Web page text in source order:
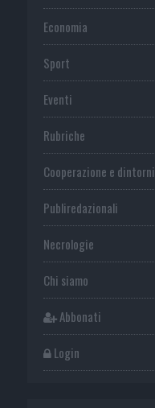
Economia
Sport
Eventi
Rubriche
Cooperazione e dintorni
Publiredazionali
Necrologie
Chi siamo
Abbonati
Login